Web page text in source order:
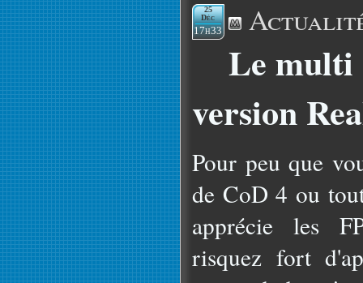
25
Déc
17h33
Le multi
version
Pour peu que
de CoD 4 ou
apprécie les
risquez fort